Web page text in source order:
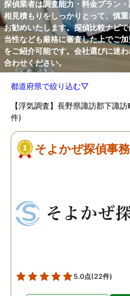
探偵業者は調査能力・料金プラン
相見積もりをしっかりとって、慎
お勧めいたします。探偵比較ナビ
当性なども厳格に審査した上でご
をご紹介可能です。会社選びに迷
合わせください。
都道府県で絞り込む▽
【浮気調査】長野県諏訪郡下諏
件)
そよかぜ探偵事
5.0点(22件)